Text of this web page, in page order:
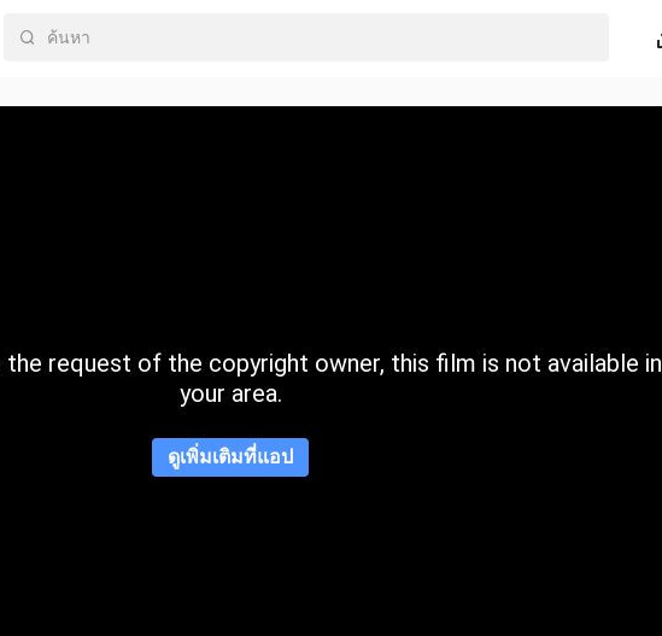
the request of the copyright owner, this film is not available in
your area.
ดูเพิ่มเติมที่แอป